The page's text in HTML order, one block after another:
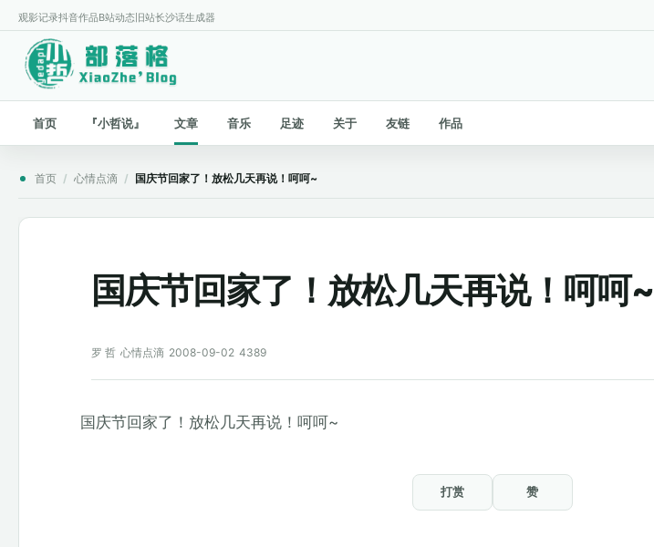
观影记录抖音作品B站动态 旧站长沙话生成器
首页 『小哲说』 文章 音乐 足迹 关于 友链 作品
首页 / 心情点滴 / 国庆节回家了！放松几天再说！呵呵~
国庆节回家了！放松几天再说！呵呵~
罗 哲 心情点滴 2008-09-02 4389
国庆节回家了！放松几天再说！呵呵~
打赏 赞